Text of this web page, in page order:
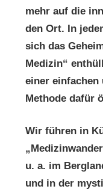
mehr auf die
den Ort. In
sich das
Medizin“
einer
Methode dafür
Wir führen in
u. a. im
und in der